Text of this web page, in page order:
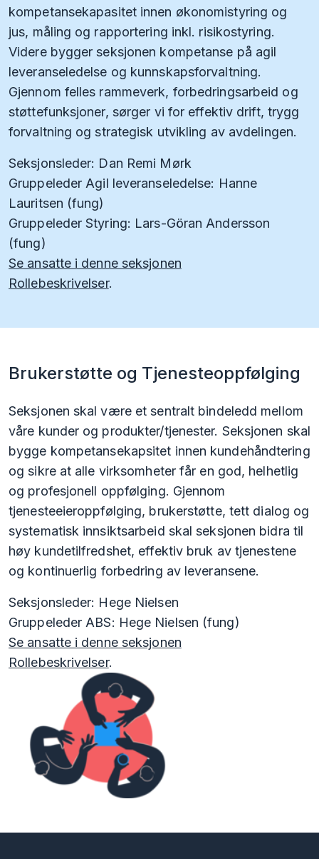
kompetansekapasitet innen økonomistyring og
jus, måling og rapportering inkl. risikostyring.
Videre bygger seksjonen kompetanse på agil
leveranseledelse og kunnskapsforvaltning.
Gjennom felles rammeverk, forbedringsarbeid og
støttefunksjoner, sørger vi for effektiv drift, trygg
forvaltning og strategisk utvikling av avdelingen.
Seksjonsleder: Dan Remi Mørk
Gruppeleder Agil leveranseledelse: Hanne
Lauritsen (fung)
Gruppeleder Styring: Lars-Göran Andersson
(fung)
Se ansatte i denne seksjonen
Rollebeskrivelser.
Brukerstøtte og Tjenesteoppfølging
Seksjonen skal være et sentralt bindeledd mellom
våre kunder og produkter/tjenester. Seksjonen skal
bygge kompetansekapsitet innen kundehåndtering
og sikre at alle virksomheter får en god, helhetlig
og profesjonell oppfølging. Gjennom
tjenesteeieroppfølging, brukerstøtte, tett dialog og
systematisk innsiktsarbeid skal seksjonen bidra til
høy kundetilfredshet, effektiv bruk av tjenestene
og kontinuerlig forbedring av leveransene.
Seksjonsleder: Hege Nielsen
Gruppeleder ABS: Hege Nielsen (fung)
Se ansatte i denne seksjonen
Rollebeskrivelser.